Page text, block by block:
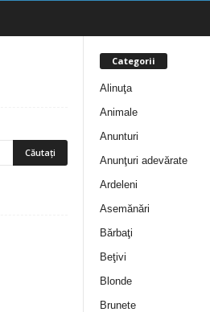
Categorii
Alinuţa
Animale
Anunturi
Anunţuri adevărate
Ardeleni
Asemănări
Bărbaţi
Beţivi
Blonde
Brunete